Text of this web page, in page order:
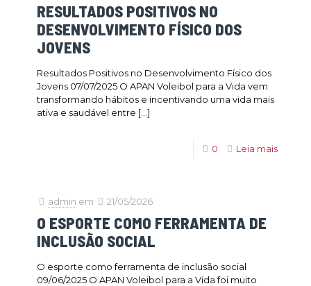
RESULTADOS POSITIVOS NO
DESENVOLVIMENTO FÍSICO DOS
JOVENS
Resultados Positivos no Desenvolvimento Físico dos
Jovens 07/07/2025 O APAN Voleibol para a Vida vem
transformando hábitos e incentivando uma vida mais
ativa e saudável entre […]
0 Leia mais
admin em 21/05/2026
O ESPORTE COMO FERRAMENTA DE
INCLUSÃO SOCIAL
O esporte como ferramenta de inclusão social
09/06/2025 O APAN Voleibol para a Vida foi muito